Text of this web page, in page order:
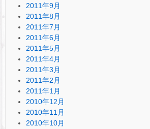
2011年9月
2011年8月
2011年7月
2011年6月
2011年5月
2011年4月
2011年3月
2011年2月
2011年1月
2010年12月
2010年11月
2010年10月